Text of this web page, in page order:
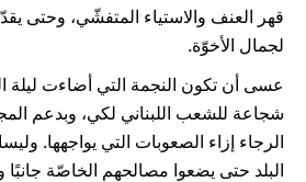
قهر العنف والاستياء المتفشّي، وحتى
لجمال الأخوّة.
عسى أن تكون النجمة التي أضاءت ليلة
شجاعة للشعب اللبناني لكي، وبدعم
الرجاء إزاء الصعوبات التي يواجهها.
البلد حتى يضعوا مصالحهم الخاصّة جانبًا